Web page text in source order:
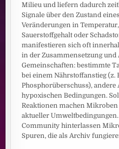
Milieu und liefern dadurch
Signale über den Zustand
Veränderungen in
Sauerstoffgehalt oder
manifestieren sich oft
in der Zusammensetzung
Gemeinschaften: bestimmte
bei einem Nährstoffanstieg (z.
Phosphorüberschuss),
hypoxischen Bedingungen.
Reaktionen machen
aktueller
Community hinterlassen
Spuren, die als Archiv